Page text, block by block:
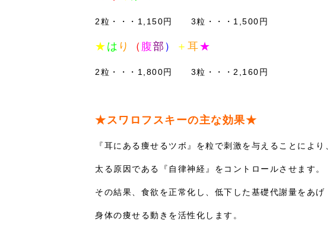
2粒 ・・・1,150円 3粒・・・1,500円
★ は り （ 腹部 ） ＋ 耳★
2粒・・・1,800円 3粒・・・2,160円
★スワロフスキーの主な効果★
『耳にある痩せるツボ』を粒で刺激を与えることにより、
太る原因である『自律神経』をコントロールさせます。
その結果、食欲を正常化し、低下した基礎代謝量をあげ
身体の痩せる動きを活性化します。